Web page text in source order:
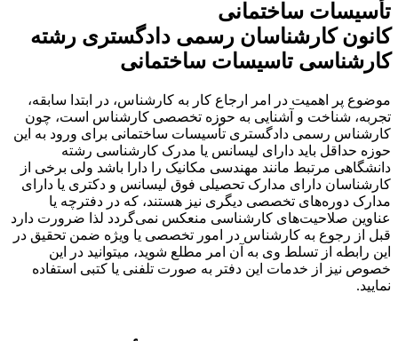
کانون کارشناسان رسمی دادگستری رشته
کارشناسی تاسیسات ساختمانی
موضوع پر اهمیت در امر ارجاع کار به کارشناس، در ابتدا سابقه،
تجربه، شناخت و آشنایی به حوزه تخصصی کارشناس است، چون
کارشناس رسمی دادگستری تأسیسات ساختمانی برای ورود به این
حوزه حداقل باید دارای لیسانس یا مدرک کارشناسی رشته
دانشگاهی مرتبط مانند مهندسی مکانیک را دارا باشد ولی برخی از
کارشناسان دارای مدارک تحصیلی فوق لیسانس و دکتری یا دارای
مدارک دوره‌های تخصصی دیگری نیز هستند، که در دفترچه یا
عناوین صلاحیت‌های کارشناسی منعکس نمی‌گردد لذا ضرورت دارد
قبل از رجوع به کارشناس در امور تخصصی یا ویژه ضمن تحقیق در
این رابطه از تسلط وی به آن امر مطلع شوید، میتوانید در این
خصوص نیز از خدمات این دفتر به صورت تلفنی یا کتبی استفاده
نمایید.